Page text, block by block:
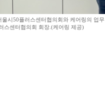
시50플러스센터협의회와 케어링의 업
스센터협의회 회장.(케어링 제공)